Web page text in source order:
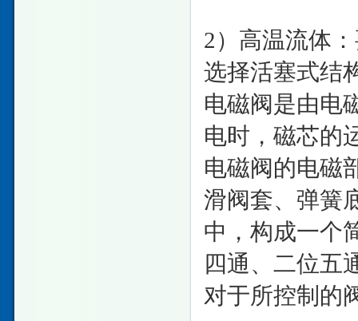
2）高温流体
选择活塞式结
电磁阀是由电
电时，磁芯的
电磁阀的电磁
滑阀套、弹簧
中，构成一个
四通、二位五
对于所控制的